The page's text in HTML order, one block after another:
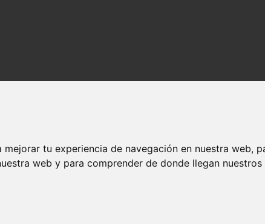
tu experiencia de navegación en nuestra web,
web y para comprender de donde llegan